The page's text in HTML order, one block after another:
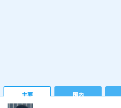
主要 国内